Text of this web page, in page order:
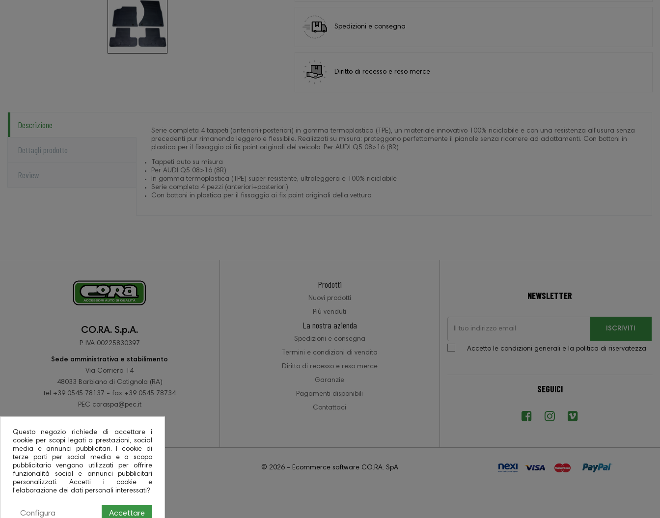
Spedizioni e consegna
Diritto di recesso e reso merce
Descrizione
Dettagli prodotto
Review
Serie completa 4 tappeti (anteriori+posteriori) in gomma termoplastica (TPE), un materiale innovativo 100% riciclabile e con una resistenza all'usura senza
precedenti pur rimanendo leggero e flessibile. Realizzati su misura: proteggono perfettamente il pianale senza ricorrere ad adattamenti. Con bottoni in
plastica per il fissaggio ai fix point originali del veicolo. Per AUDI Q5 08>16 (8R).
Tappeti auto su misura
Per AUDI Q5 08>16 (8R)
In gomma termoplastica (TPE) super resistente, ultraleggera e 100% riciclabile
Serie completa 4 pezzi (anteriori+posteriori)
Con bottoni in plastica per il fissaggio ai fix point originali della vettura
CO.RA. S.p.A.
P. IVA 00225830397
Sede amministrativa e stabilimento
Via Corriera 14
48033 Barbiano di Cotignola (RA)
tel +39 0545 78137 - fax +39 0545 78734
PEC coraspa@pec.it
Prodotti
Nuovi prodotti
Più venduti
La nostra azienda
Spedizioni e consegna
Termini e condizioni di vendita
Diritto di recesso e reso merce
Garanzie
Pagamenti disponibili
Contattaci
NEWSLETTER
ISCRIVITI
Accetto le condizioni generali e la politica di riservatezza
SEGUICI
© 2026 - Ecommerce software CO.RA. SpA
Questo negozio richiede di accettare i
cookie per scopi legati a prestazioni, social
media e annunci pubblicitari. I cookie di
terze parti per social media e a scopo
pubblicitario vengono utilizzati per offrire
funzionalità social e annunci pubblicitari
personalizzati. Accetti i cookie e
l'elaborazione dei dati personali interessati?
Accettare
Configura